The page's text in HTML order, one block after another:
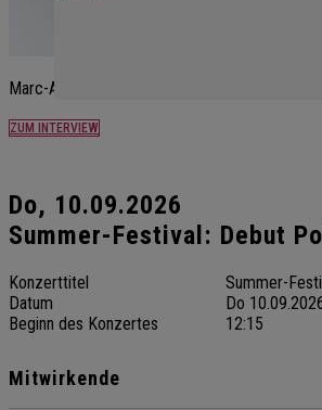
Marc-André Hamelin im aktuellen Interview.
ZUM INTERVIEW
Do, 10.09.2026
Summer-Festival: Debut
Konzerttitel
Summer-
Datum
Do
Beginn des Konzertes
12:15
Mitwirkende